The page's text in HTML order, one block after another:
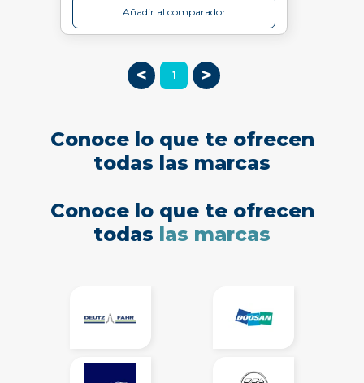
Añadir al comparador
< 1 >
Conoce lo que te ofrecen
todas las marcas
Conoce lo que te ofrecen
todas las marcas